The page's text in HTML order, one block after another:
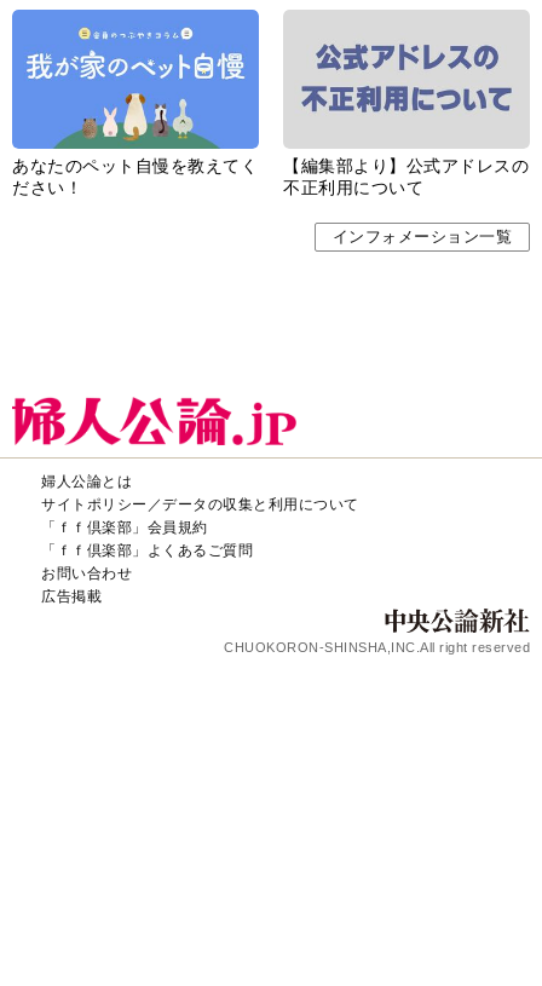
あなたのペット自慢を教えてく
ださい！
【編集部より】公式アドレスの
不正利用について
インフォメーション一覧
婦人公論とは
サイトポリシー／データの収集と利用について
「ｆｆ倶楽部」会員規約
「ｆｆ倶楽部」よくあるご質問
お問い合わせ
広告掲載
CHUOKORON-SHINSHA,INC.All right reserved